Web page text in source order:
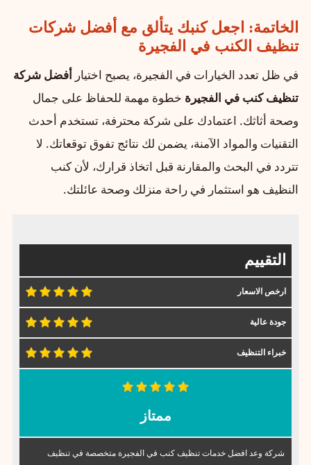
الخاتمة: اجعل كنبك يتألق مع أفضل شركات
تنظيف الكنب في الفجيرة
في ظل تعدد الخيارات في الفجيرة، يصبح اختيار أفضل شركة
تنظيف كنب في الفجيرة خطوة مهمة للحفاظ على جمال
وصحة أثاثك. اعتمادك على شركة محترفة، تستخدم أحدث
التقنيات والمواد الآمنة، يضمن لك نتائج تفوق توقعاتك. لا
تتردد في البحث والمقارنة قبل اتخاذ قرارك، لأن كنب
النظيف هو استثمار في راحة منزلك وصحة عائلتك.
التقييم
ارخص الاسعار
جودة عالية
خبراء التنظيف
ممتاز
شركة وعد افضل خدمات تنظيف كنب في الفجيرة متخصصة في تنظيف